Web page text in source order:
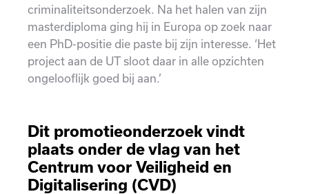
criminaliteitsonderzoek. Na het halen van zijn
masterdiploma ging hij in Europa op zoek naar
een PhD-positie die paste bij zijn interesse. ‘Het
project aan de UT sloot daar in alle opzichten
ongelooflijk goed bij aan.’
Dit promotieonderzoek vindt
plaats onder de vlag van het
Centrum voor Veiligheid en
Digitalisering (CVD)